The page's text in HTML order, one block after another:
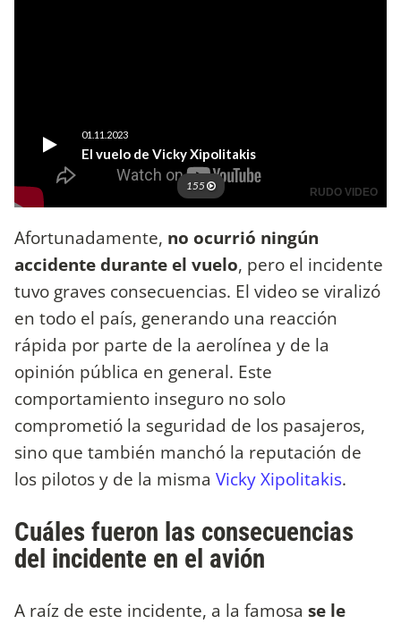
Afortunadamente, no ocurrió ningún
accidente durante el vuelo, pero el incidente
tuvo graves consecuencias. El video se viralizó
en todo el país, generando una reacción
rápida por parte de la aerolínea y de la
opinión pública en general. Este
comportamiento inseguro no solo
comprometió la seguridad de los pasajeros,
sino que también manchó la reputación de
los pilotos y de la misma Vicky Xipolitakis.
Cuáles fueron las consecuencias
del incidente en el avión
A raíz de este incidente, a la famosa se le